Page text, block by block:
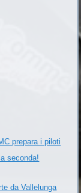
prepara i piloti
seconda!
da Vallelunga